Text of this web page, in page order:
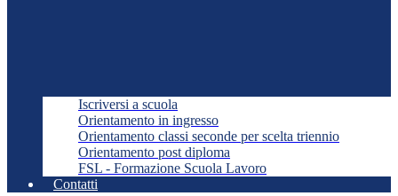
Iscriversi a scuola
Orientamento in ingresso
Orientamento classi seconde per scelta triennio
Orientamento post diploma
FSL - Formazione Scuola Lavoro
Contatti